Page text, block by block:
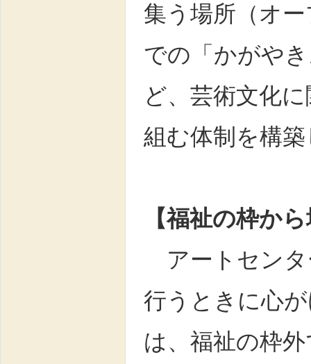
集う場所（オ
での「かがや
ど、芸術文化
組む体制を構
【福祉の枠か
アートセンタ
行うときに心
は、福祉の枠